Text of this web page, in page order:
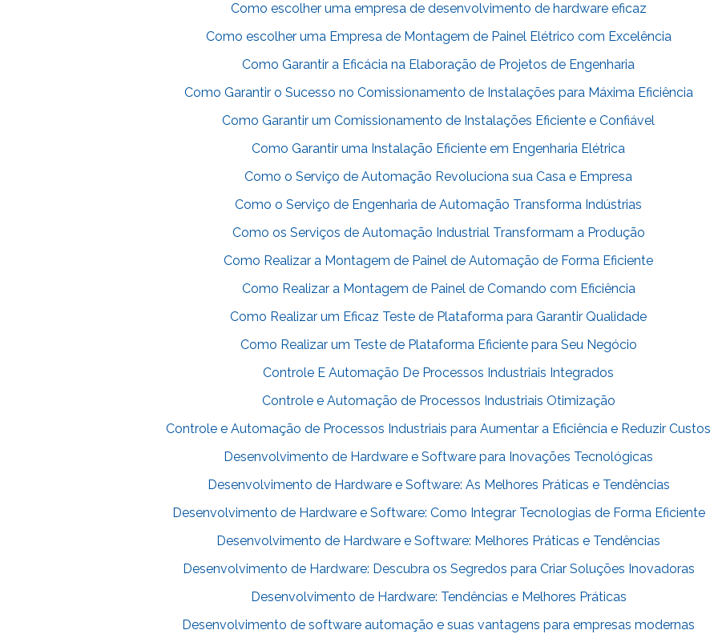
Como escolher uma empresa de desenvolvimento de hardware eficaz
Como escolher uma Empresa de Montagem de Painel Elétrico com Excelência
Como Garantir a Eficácia na Elaboração de Projetos de Engenharia
Como Garantir o Sucesso no Comissionamento de Instalações para Máxima Eficiência
Como Garantir um Comissionamento de Instalações Eficiente e Confiável
Como Garantir uma Instalação Eficiente em Engenharia Elétrica
Como o Serviço de Automação Revoluciona sua Casa e Empresa
Como o Serviço de Engenharia de Automação Transforma Indústrias
Como os Serviços de Automação Industrial Transformam a Produção
Como Realizar a Montagem de Painel de Automação de Forma Eficiente
Como Realizar a Montagem de Painel de Comando com Eficiência
Como Realizar um Eficaz Teste de Plataforma para Garantir Qualidade
Como Realizar um Teste de Plataforma Eficiente para Seu Negócio
Controle E Automação De Processos Industriais Integrados
Controle e Automação de Processos Industriais Otimização
Controle e Automação de Processos Industriais para Aumentar a Eficiência e Reduzir Custos
Desenvolvimento de Hardware e Software para Inovações Tecnológicas
Desenvolvimento de Hardware e Software: As Melhores Práticas e Tendências
Desenvolvimento de Hardware e Software: Como Integrar Tecnologias de Forma Eficiente
Desenvolvimento de Hardware e Software: Melhores Práticas e Tendências
Desenvolvimento de Hardware: Descubra os Segredos para Criar Soluções Inovadoras
Desenvolvimento de Hardware: Tendências e Melhores Práticas
Desenvolvimento de software automação e suas vantagens para empresas modernas